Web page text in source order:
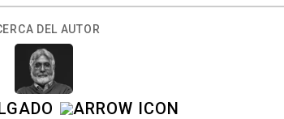
DEL AUTOR